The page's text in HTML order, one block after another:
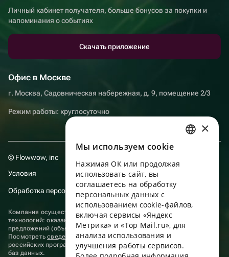
Личный кабинет получателя, больше бонусов за покупки и
напоминания о событиях
Скачать приложение
Офис в Москве
г. Москва, Садовническая набережная, д. 9, помещение 2/3
Режим работы: круглосуточно
© Flowwow, inc
Условия
Обработка персональных данных
Компания осуществляет деятельность в области информационных
технологий: оказание услуг в сети “Интернет” по размещению
предложений (объявлений) продавцов о реализации товаров.
Посмотретьсведения о программах, включенных в реестр
российских программ для электронных вычислительных машин и
баз данных.
ENGLISH
UKRAINIAN
PORTUGUESE
×
Мы используем сookie
Нажимая ОК или продолжая
использовать сайт, вы
соглашаетесь на обработку
персональных данных с
использованием cookie-файлов,
включая сервисы «Яндекс
Метрика» и «Top Mail.ru», для
анализа использования и
улучшения работы сервисов.